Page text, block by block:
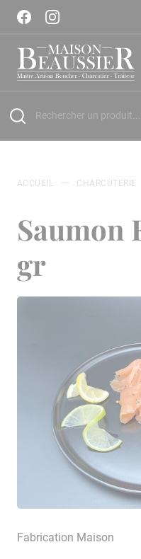
ACCUEIL CHARCUTERIE
Saumon
gr
Fabrication Maison